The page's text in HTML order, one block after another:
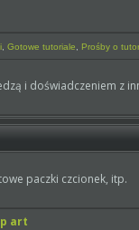
,Gotowe tutoriale Prośby o
i doświadczeniem z
paczki czcionek, itp.
art